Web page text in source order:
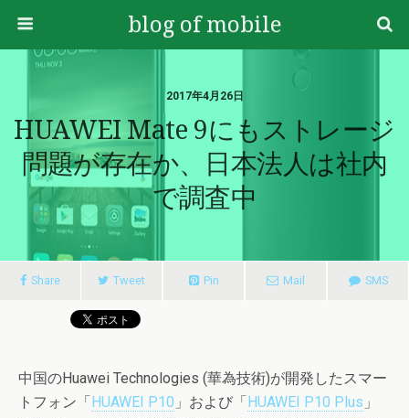
blog of mobile
2017年4月26日
HUAWEI Mate 9にもストレージ
問題が存在か、日本法人は社内
で調査中
Share Tweet Pin Mail SMS
中国のHuawei Technologies (華為技術)が開発したスマー
トフォン「HUAWEI P10 」および「HUAWEI P10 Plus 」